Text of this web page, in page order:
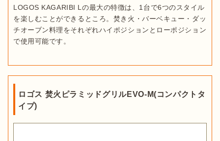
LOGOS KAGARIBI Lの最大の特徴は、1台で6つのスタイル
を楽しむことができるところ。焚き火・バーベキュー・ダッ
チオーブン料理をそれぞれハイポジションとローポジション
で使用可能です。
ロゴス 焚火ピラミッドグリルEVO-M(コンパクトタ
イプ)